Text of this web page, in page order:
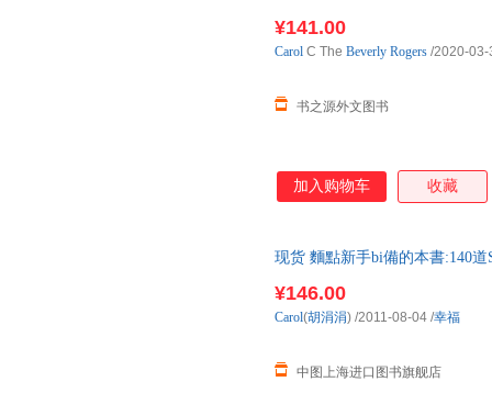
¥141.00
书之源外文图书
Carol C The Beverly Rogers /2020-03-
加入购物车 收藏
现货 麵點新手bi備的本書:140
¥146.00
中图上海进口图书旗舰店
Carol(胡涓涓) /2011-08-04 /幸福